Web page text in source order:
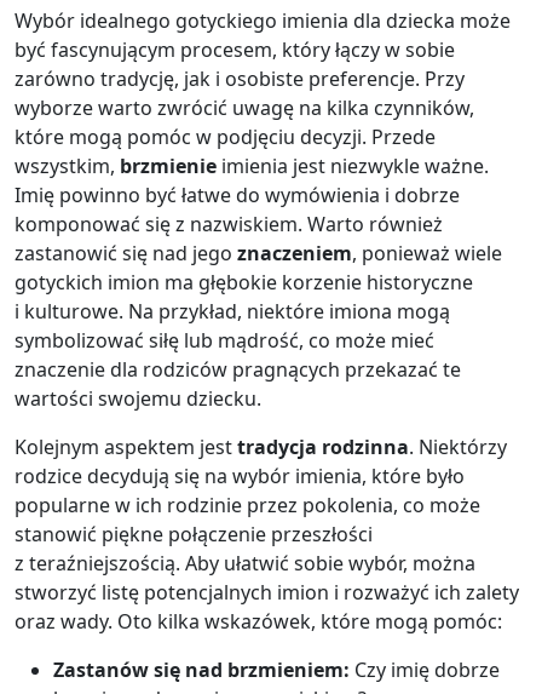
Wybór idealnego gotyckiego imienia dla dziecka może
być fascynującym procesem, który łączy w sobie
zarówno tradycję, jak i osobiste preferencje. Przy
wyborze warto zwrócić uwagę na kilka czynników,
które mogą pomóc w podjęciu decyzji. Przede
wszystkim, brzmienie imienia jest niezwykle ważne.
Imię powinno być łatwe do wymówienia i dobrze
komponować się z nazwiskiem. Warto również
zastanowić się nad jego znaczeniem, ponieważ wiele
gotyckich imion ma głębokie korzenie historyczne
i kulturowe. Na przykład, niektóre imiona mogą
symbolizować siłę lub mądrość, co może mieć
znaczenie dla rodziców pragnących przekazać te
wartości swojemu dziecku.
Kolejnym aspektem jesttradycja rodzinna. Niektórzy
rodzice decydują się na wybór imienia, które było
popularne w ich rodzinie przez pokolenia, co może
stanowić piękne połączenie przeszłości
z teraźniejszością. Aby ułatwić sobie wybór, można
stworzyć listę potencjalnych imion i rozważyć ich zalety
oraz wady. Oto kilka wskazówek, które mogą pomóc:
Zastanów się nad brzmieniem: Czy imię dobrze